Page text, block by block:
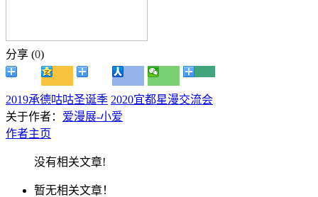
分享 (0)
2019承德咕咕圣诞季 2020宜都星漫交流会
关于作者： 爱漫展-小爱
作者主页
没有相关文章!
暂无相关文章！